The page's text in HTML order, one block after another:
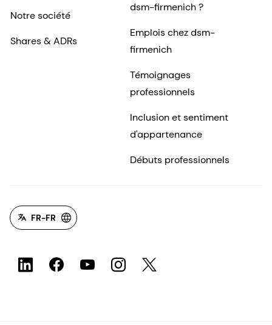
Notre société
Shares & ADRs
dsm-firmenich ?
Emplois chez dsm-
firmenich
Témoignages
professionnels
Inclusion et sentiment
d'appartenance
Débuts professionnels
FR-FR